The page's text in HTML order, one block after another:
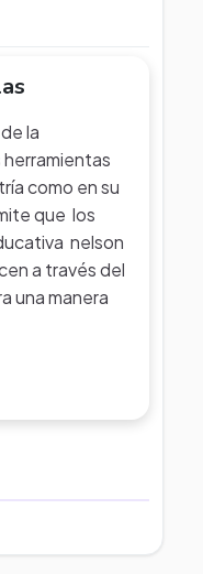
la
como en su
que los
nelson
a través del
una manera